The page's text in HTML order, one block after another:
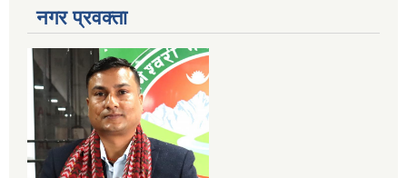
नगर प्रवक्ता